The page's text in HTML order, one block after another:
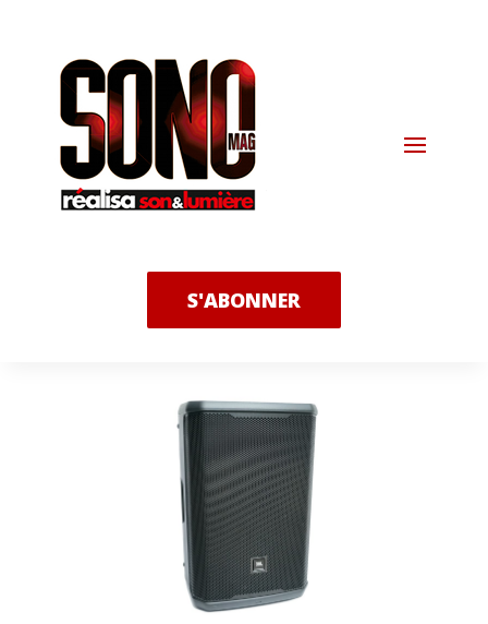
S'ABONNER